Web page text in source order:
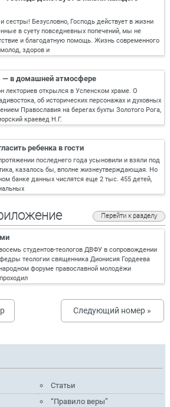
сестры! Безусловно, Господь действует в жизни
в суету повседневных попечений, мы не
и благодатную помощь. Жизнь современного
здоров и
— в домашней атмосфере
лекториев открылся в Успенском храме. О
об исторических персонажах и духовных
Православия на берегах бухты Золотого Рога,
краевед Н.Г.
ребенка в гости
последнего года усыновили и взяли под
казалось бы, вполне жизнеутверждающая. Но
банке данных числятся еще 2 тыс. 455 детей,
Перейти к разделу
студентов-теологов ДВФУ в сопровождении
теологии священника Дионисия Гордеева
форуме православной молодёжи
Следующий номер »
Статьи
“Правило веры”